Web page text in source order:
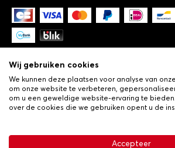
Algemene verkoopvoorwaarden•
Wij gebruiken cookies
We kunnen deze plaatsen voor analyse van
om onze website te verbeteren,
om u een geweldige website-ervaring te
over de cookies die we gebruiken opent u de
Accepteer